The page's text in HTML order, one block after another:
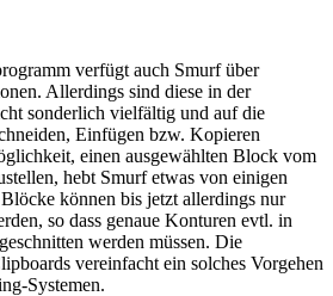
verfügt auch Smurf über
Allerdings sind diese in der
sonderlich vielfältig und auf die
Einfügen bzw. Kopieren
einen ausgewählten Block vom
hebt Smurf etwas von einigen
können bis jetzt allerdings nur
so dass genaue Konturen evtl. in
werden müssen. Die
vereinfacht ein solches Vorgehen
Systemen.